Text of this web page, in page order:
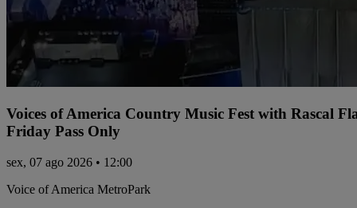
Voices of America Country Music Fest with Rascal
Friday Pass Only
sex, 07 ago 2026 • 12:00
Voice of America MetroPark